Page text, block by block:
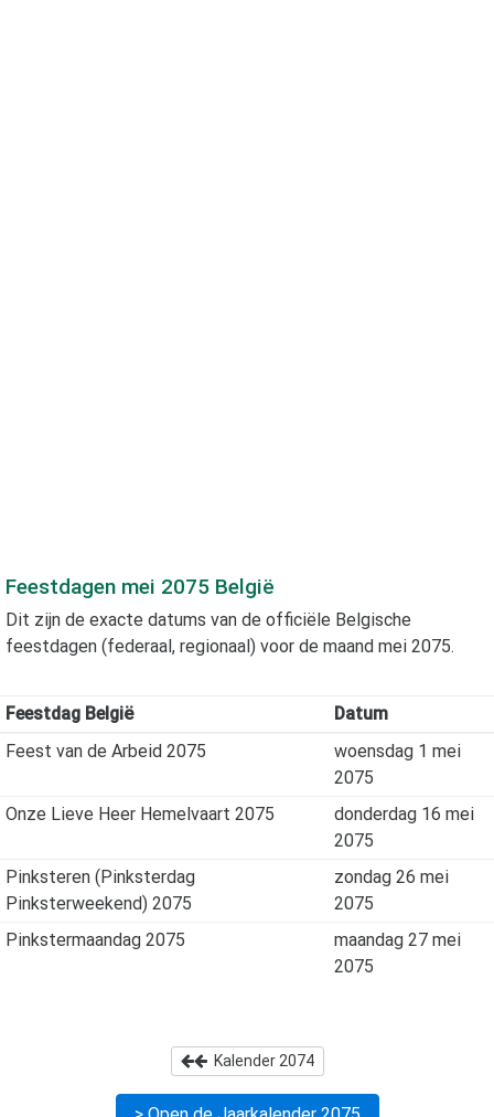
Feestdagen mei 2075 België
Dit zijn de exacte datums van de officiële Belgische
feestdagen (federaal, regionaal) voor de maand mei 2075.
Feestdag België
Datum
Feest van de Arbeid 2075
woensdag 1 mei
2075
Onze Lieve Heer Hemelvaart 2075
donderdag 16 mei
2075
Pinksteren (Pinksterdag
Pinksterweekend) 2075
zondag 26 mei
2075
Pinkstermaandag 2075
maandag 27 mei
2075
Kalender 2074